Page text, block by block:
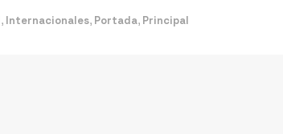
, Internacionales, Portada, Principal